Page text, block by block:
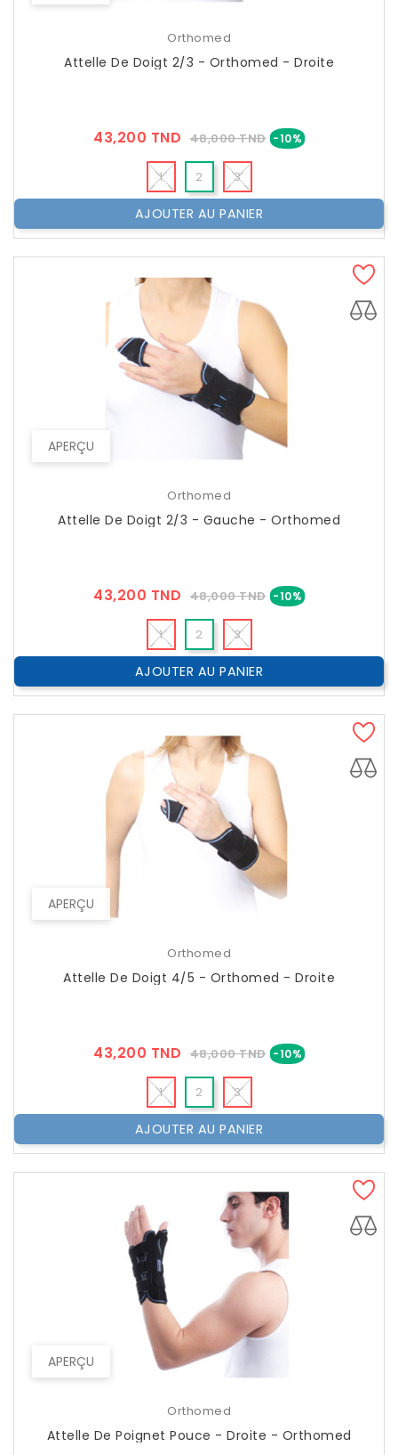
Orthomed
Attelle De Doigt 2/3 - Orthomed - Droite
43,200 TND Prix
Public
48,000 TND -10%Prix
1 2 3
AJOUTER AU PANIER
APERÇU
Orthomed
Attelle De Doigt 2/3 - Gauche - Orthomed
43,200 TND Prix
Public
48,000 TND -10%Prix
1 2 3
AJOUTER AU PANIER
APERÇU
Orthomed
Attelle De Doigt 4/5 - Orthomed - Droite
43,200 TND Prix
Public
48,000 TND -10%Prix
1 2 3
AJOUTER AU PANIER
APERÇU
Orthomed
Attelle De Poignet Pouce - Droite - Orthomed